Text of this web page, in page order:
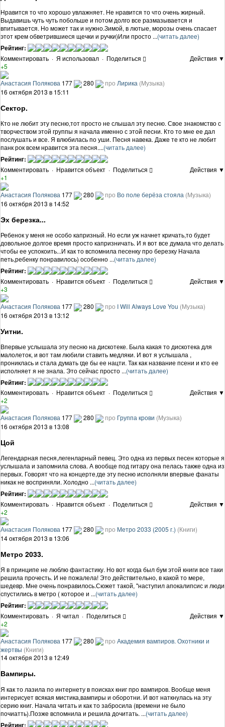
Нравится то что хорошо увлажняет. Не нравится то что очень жирный.
Выдавишь чуть чуть побольше и потом долго все размазывается и
впитывается. Но может так и нужно.Зимой, в лютые, морозы очень спасает
этот крем обветрившиеся щечки и ручки)Или просто ...(читать далее)
Рейтинг:
Комментировать · Я использовал · Поделиться
Действия ▼
+5
Анастасия Полякова 177 280 про Лирика (Музыка)
16 октября 2013 в 15:11
Сектор.
Кто не любит эту песню,тот просто не слышал эту песню. Свое знакомство с
творчеством этой группы я начала именно с этой песни. Кто то мне ее дал
послушать и все. Я влюбилась по уши. Песня навека. Даже те кто не любит
панк рок всем нравится эта песня....(читать далее)
Рейтинг:
Комментировать · Нравится объект · Поделиться
Действия ▼
+1
Анастасия Полякова 177 280 про Во поле берёза стояла (Музыка)
16 октября 2013 в 14:52
Эх березка...
Ребенок у меня не особо капризный. Но если уж начнет кричать,то будет
довольное долгое время просто капризничать. И я вот все думала что делать
чтобы ее успокоить...И как то вспомнила песенку про березку Начала
петь,ребенку понравилось) особенно ...(читать далее)
Рейтинг:
Комментировать · Нравится объект · Поделиться
Действия ▼
+3
Анастасия Полякова 177 280 про I Will Always Love You (Музыка)
16 октября 2013 в 13:12
Уитни.
Впервые услышала эту песню на дискотеке. Была какая то дискотека для
малолеток, и вот там любили ставить медляки. И вот я услышала ,
прониклась и стала думать где бы ее нацти. Так как название псени и кто ее
исполняет я не знала. Это сейчас просто ...(читать далее)
Рейтинг:
Комментировать · Нравится объект · Поделиться
Действия ▼
+2
Анастасия Полякова 177 280 про Группа крови (Музыка)
16 октября 2013 в 13:08
Цой
Легендарная песня,легенларный певец. Это одна из первых песен которые я
услышала и запомнила слова. А вообще под гитару она пелась также одна из
первых. Говорят что на концерте,где эту песню исполняли впервые фанаты
никак не восприняли. Холодно ...(читать далее)
Рейтинг:
Комментировать · Нравится объект · Поделиться
Действия ▼
+2
Анастасия Полякова 177 280 про Метро 2033 (2005 г.) (Книги)
14 октября 2013 в 13:06
Метро 2033.
Я в принципе не люблю фантастику. Но вот когда был бум этой книги все таки
решила прочесть. И не пожалела! Это действительно, в какой то мере,
шедевр. Мне очень понравилось.Сюжет такой, "наступил апокалипсис и люди
спустились в метро ( которое и ...(читать далее)
Рейтинг:
Комментировать · Я читал · Поделиться
Действия ▼
+2
Анастасия Полякова 177 280 про Академия вампиров. Охотники и
жертвы (Книги)
14 октября 2013 в 12:49
Вампиры.
Я как то лазила по интернету в поисках книг про вампиров. Вообще меня
интерисует всякая мистика,вампиры и оборотни. И вот наткнулась на эту
серию книг. Начала читать и как то забросила (времени не было
почиатть).Позже вспомнила и решила дочитать. ...(читать далее)
Рейтинг: